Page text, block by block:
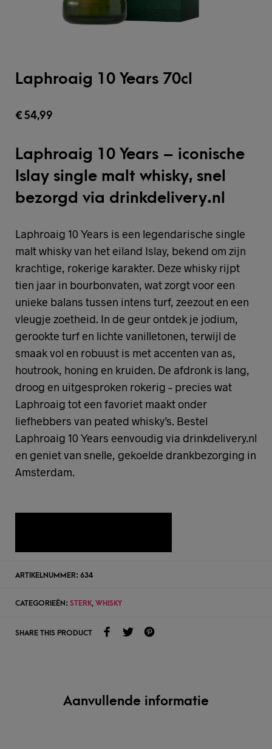
Laphroaig 10 Years 70cl
€54,99
Laphroaig 10 Years – iconische
Islay single malt whisky, snel
bezorgd via drinkdelivery.nl
Laphroaig 10 Years is een legendarische single
malt whisky van het eiland Islay, bekend om zijn
krachtige, rokerige karakter. Deze whisky rijpt
tien jaar in bourbonvaten, wat zorgt voor een
unieke balans tussen intens turf, zeezout en een
vleugje zoetheid. In de geur ontdek je jodium,
gerookte turf en lichte vanilletonen, terwijl de
smaak vol en robuust is met accenten van as,
houtrook, honing en kruiden. De afdronk is lang,
droog en uitgesproken rokerig – precies wat
Laphroaig tot een favoriet maakt onder
liefhebbers van peated whisky’s. Bestel
Laphroaig 10 Years eenvoudig via drinkdelivery.nl
en geniet van snelle, gekoelde drankbezorging in
Amsterdam.
ARTIKELNUMMER: 634
CATEGORIEËN: STERK, WHISKY
SHARE THIS PRODUCT
Aanvullende informatie